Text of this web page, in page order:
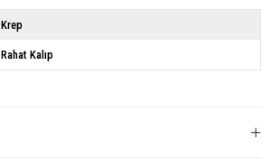
Krep
Rahat Kalıp